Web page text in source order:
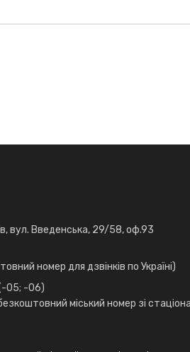
вул. Введенська, 29/58, оф.93
номер для дзвінків по Україні)
05; -06)
міський номер зі